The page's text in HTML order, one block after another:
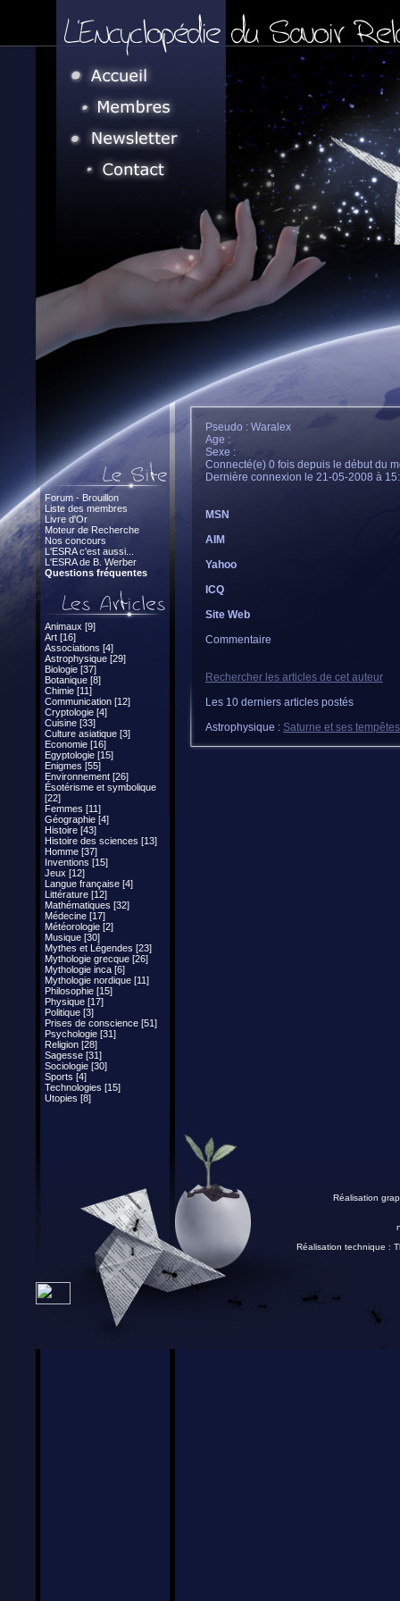
Forum - Brouillon
Liste des membres
Livre d'Or
Moteur de Recherche
Nos concours
L'ESRA c'est aussi...
L'ESRA de B. Werber
Questions fréquentes
Animaux [9]
Art [16]
Associations [4]
Astrophysique [29]
Biologie [37]
Botanique [8]
Chimie [11]
Communication [12]
Cryptologie [4]
Cuisine [33]
Culture asiatique [3]
Economie [16]
Egyptologie [15]
Enigmes [55]
Environnement [26]
Ésotérisme et symbolique
[22]
Femmes [11]
Géographie [4]
Histoire [43]
Histoire des sciences [13]
Homme [37]
Inventions [15]
Jeux [12]
Langue française [4]
Littérature [12]
Mathématiques [32]
Médecine [17]
Météorologie [2]
Musique [30]
Mythes et Légendes [23]
Mythologie grecque [26]
Mythologie inca [6]
Mythologie nordique [11]
Philosophie [15]
Physique [17]
Politique [3]
Prises de conscience [51]
Psychologie [31]
Religion [28]
Sagesse [31]
Sociologie [30]
Sports [4]
Technologies [15]
Utopies [8]
Pseudo : Waralex
Age :
Sexe :
Connecté(e) 0 fois depuis le début du
Dernière connexion le 21-05-2008 à
MSN
AIM
Yahoo
ICQ
Site Web
Commentaire
Rechercher les articles de cet auteur
Les 10 derniers articles postés
Astrophysique : Saturne et ses tempêtes
Réalisation
Réalisation technique :